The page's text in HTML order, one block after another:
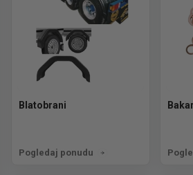
Blatobrani
Pogledaj ponudu